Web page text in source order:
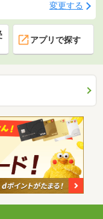
変更する
アプリで探す